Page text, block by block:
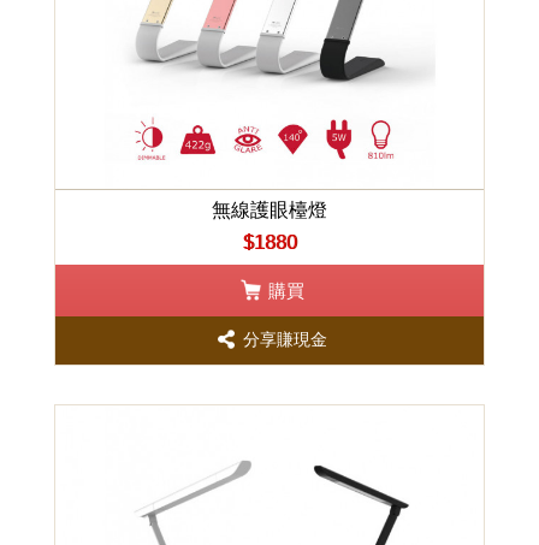
無線護眼檯燈
$1880
購買
分享賺現金